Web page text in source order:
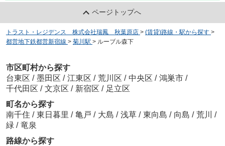
ページトップへ
トラスト・レジデンス 株式会社瑞鳳 秋葉原店 > (賃貸)路線・駅から探す >
都営地下鉄都営新宿線 > 菊川駅 > ルーブル森下
市区町村から探す
台東区 / 墨田区 / 江東区 / 荒川区 / 中央区 / 鴻巣市 /
千代田区 / 文京区 / 新宿区 / 足立区
町名から探す
南千住 / 東日暮里 / 亀戸 / 大島 / 浅草 / 東向島 / 向島 / 荒川 /
緑 / 竜泉
路線から探す